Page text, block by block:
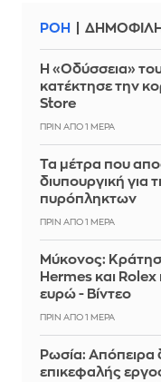
ΡΟΗ ΔΗΜΟΦΙΛΗ
Η «Οδύσσεια»
κατέκτησε την
Store
ΠΡΙΝ ΑΠΌ 1 ΜΈΡΑ
Τα μέτρα που
διυπουργική για
πυρόπληκτων
ΠΡΙΝ ΑΠΌ 1 ΜΈΡΑ
Μύκονος:
Hermes και
ευρώ - Βίντεο
ΠΡΙΝ ΑΠΌ 1 ΜΈΡΑ
Ρωσία: Απόπειρα
επικεφαλής